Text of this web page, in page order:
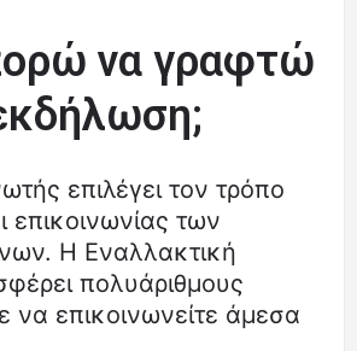
να γραφτώ
επιλέγει τον τρόπο
επικοινωνίας των
Η Εναλλακτική
πολυάριθμους
να επικοινωνείτε άμεσα